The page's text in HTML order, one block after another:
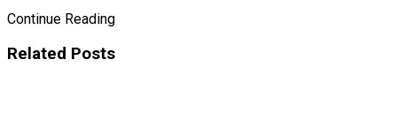
Continue Reading
Related Posts